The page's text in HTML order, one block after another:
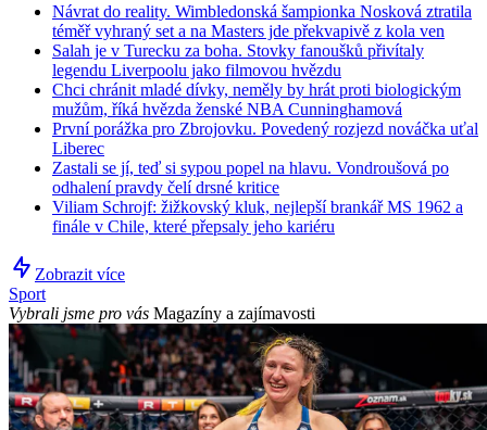
Návrat do reality. Wimbledonská šampionka Nosková ztratila
téměř vyhraný set a na Masters jde překvapivě z kola ven
Salah je v Turecku za boha. Stovky fanoušků přivítaly
legendu Liverpoolu jako filmovou hvězdu
Chci chránit mladé dívky, neměly by hrát proti biologickým
mužům, říká hvězda ženské NBA Cunninghamová
První porážka pro Zbrojovku. Povedený rozjezd nováčka uťal
Liberec
Zastali se jí, teď si sypou popel na hlavu. Vondroušová po
odhalení pravdy čelí drsné kritice
Viliam Schrojf: žižkovský kluk, nejlepší brankář MS 1962 a
finále v Chile, které přepsaly jeho kariéru
Zobrazit více
Sport
Vybrali jsme pro vás Magazíny a zajímavosti